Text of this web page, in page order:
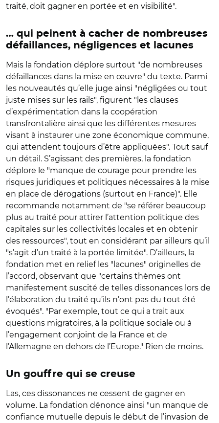
traité, doit gagner en portée et en visibilité".
… qui peinent à cacher de nombreuses
défaillances, négligences et lacunes
Mais la fondation déplore surtout "de nombreuses
défaillances dans la mise en œuvre" du texte. Parmi
les nouveautés qu’elle juge ainsi "négligées ou tout
juste mises sur les rails", figurent "les clauses
d’expérimentation dans la coopération
transfrontalière ainsi que les différentes mesures
visant à instaurer une zone économique commune,
qui attendent toujours d’être appliquées". Tout sauf
un détail. S’agissant des premières, la fondation
déplore le "manque de courage pour prendre les
risques juridiques et politiques nécessaires à la mise
en place de dérogations (surtout en France)". Elle
recommande notamment de "se référer beaucoup
plus au traité pour attirer l’attention politique des
capitales sur les collectivités locales et en obtenir
des ressources", tout en considérant par ailleurs qu’il
"s’agit d’un traité à la portée limitée". D’ailleurs, la
fondation met en relief les "lacunes" originelles de
l’accord, observant que "certains thèmes ont
manifestement suscité de telles dissonances lors de
l’élaboration du traité qu’ils n’ont pas du tout été
évoqués". "Par exemple, tout ce qui a trait aux
questions migratoires, à la politique sociale ou à
l’engagement conjoint de la France et de
l’Allemagne en dehors de l’Europe." Rien de moins.
Un gouffre qui se creuse
Las, ces dissonances ne cessent de gagner en
volume. La fondation dénonce ainsi "un manque de
confiance mutuelle depuis le début de l’invasion de